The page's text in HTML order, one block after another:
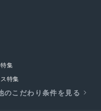
集
特集
のこだわり条件を見る